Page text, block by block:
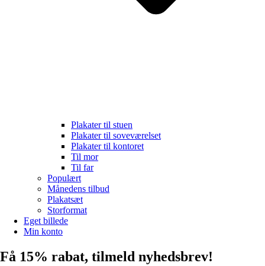
Plakater til stuen
Plakater til soveværelset
Plakater til kontoret
Til mor
Til far
Populært
Månedens tilbud
Plakatsæt
Storformat
Eget billede
Min konto
Få 15% rabat, tilmeld nyhedsbrev!